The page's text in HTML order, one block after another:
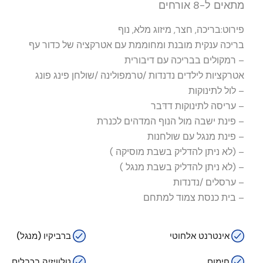
מתאים ל-8 אורחים
פירוט:בריכה, חצר, מיזוג מלא, נוף
בריכה ענקית מובנת ומחוממת עם אטרקציה של כדור עף
– רמקולים בבריכה עם דיבורית
אטרקציות לילדים נדנדות /טרמפולינה /שולחן פינג פונג
– לול לתינוקות
– עריסה לתינוקות דדּבר
– פינת ישבה מול הנוף המדהים לכנרת
– פינת מנגל עם שולחנות
– (לא ניתן להדליק בשבת מוסיקה )
– (לא ניתן להדליק בשבת מנגל )
– ערסלים /נדנדות
– בית כנסת צמוד למתחם
אינטרנט אלחוטי ברביקיו (מנגל)